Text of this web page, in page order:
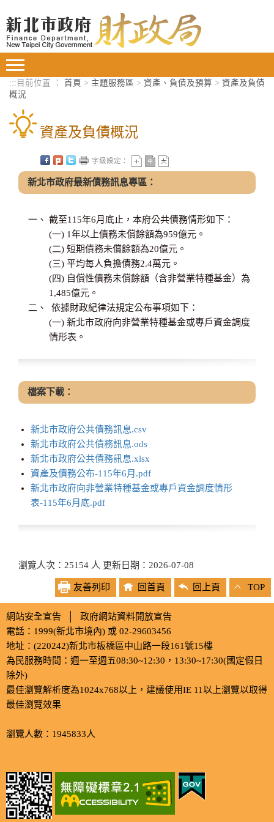
::: 目前位置 ： 首頁 > 主題服務區 > 資產、負債及預算 > 資產及負債
概況
資產及負債概況
字級設定：
新北市政府最新債務訊息專區：
截至115年6月底止，本府公共債務情形如下：
(一) 1年以上債務未償餘額為959億元。
(二) 短期債務未償餘額為20億元。
(三) 平均每人負擔債務2.4萬元。
(四) 自償性債務未償餘額（含非營業特種基金）為
1,485億元。
依據財政紀律法規定公布事項如下：
(一) 新北市政府向非營業特種基金或專戶資金調度
情形表。
檔案下載：
新北市政府公共債務訊息.csv
新北市政府公共債務訊息.ods
新北市政府公共債務訊息.xlsx
資產及債務公布-115年6月.pdf
新北市政府向非營業特種基金或專戶資金調度情形
表-115年6月底.pdf
瀏覽人次：25154 人 更新日期：2026-07-08
友善列印 回首頁 回上頁 TOP
網站安全宣告
政府網站資料開放宣告
電話：1999(新北市境內) 或 02-29603456
地址：(220242)新北市板橋區中山路一段161號15樓
為民服務時間：週一至週五08:30~12:30，13:30~17:30(國定假日
除外)
最佳瀏覽解析度為1024x768以上，建議使用IE 11以上瀏覽以取得
最佳瀏覽效果
瀏覽人數：1945833人